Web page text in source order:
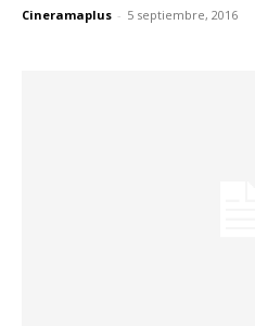
Cineramaplus - 5 septiembre, 2016